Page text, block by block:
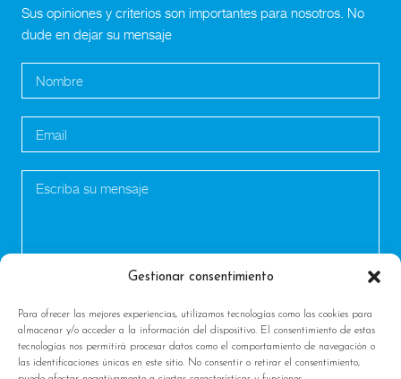
Gestionar consentimiento
Para ofrecer las mejores experiencias, utilizamos tecnologías como las cookies para
almacenar y/o acceder a la información del dispositivo. El consentimiento de estas
tecnologías nos permitirá procesar datos como el comportamiento de navegación o
las identificaciones únicas en este sitio. No consentir o retirar el consentimiento,
Sus opiniones y criterios son importantes para nosotros. No
dude en dejar su mensaje